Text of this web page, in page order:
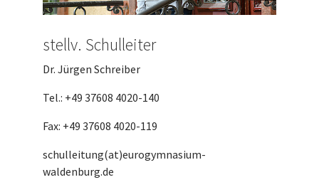
stellv. Schulleiter
Dr. Jürgen Schreiber
Tel.: +49 37608 4020-140
Fax: +49 37608 4020-119
schulleitung(at)eurogymnasium-
waldenburg.de